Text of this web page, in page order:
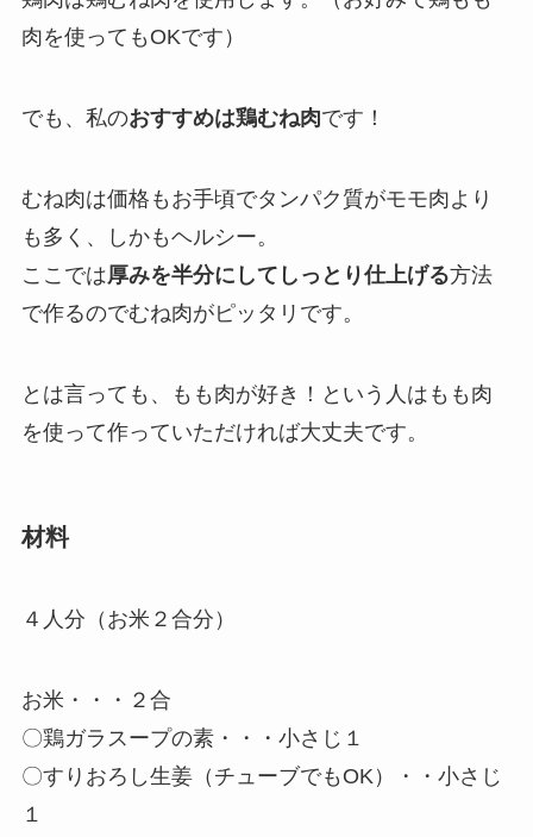
肉を使ってもOKです）
でも、私のおすすめは鶏むね肉です！
むね肉は価格もお手頃でタンパク質がモモ肉より
も多く、しかもヘルシー。
ここでは厚みを半分にしてしっとり仕上げる方法
で作るのでむね肉がピッタリです。
とは言っても、もも肉が好き！という人はもも肉
を使って作っていただければ大丈夫です。
材料
４人分（お米２合分）
お米・・・２合
〇鶏ガラスープの素・・・小さじ１
〇すりおろし生姜（チューブでもOK）・・小さじ
１